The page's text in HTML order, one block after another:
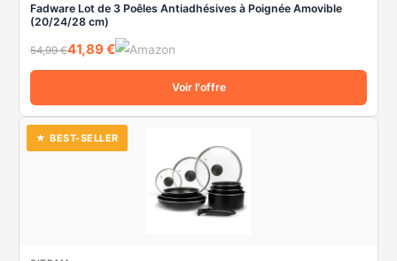
Fadware Lot de 3 Poêles Antiadhésives à Poignée Amovible
(20/24/28 cm)
54,99 €41,89 €
Voir l'offre
★ BEST-SELLER